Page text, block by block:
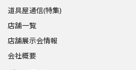
道具屋通信(特集)
店舗一覧
店舗展示会情報
会社概要